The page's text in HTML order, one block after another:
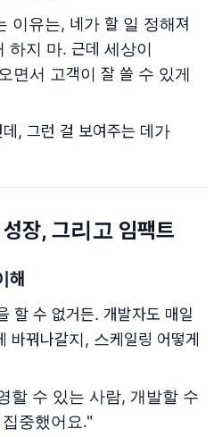
이유는, 네가 할 일 정해져
하지 마. 근데 세상이
면서 고객이 잘 쓸 수 있게
, 그런 걸 보여주는 데가
장, 그리고 임팩트
해
할 수 없거든. 개발자도 매일
바꿔나갈지, 스케일링 어떻게
할 수 있는 사람, 개발할 수
중했어요."